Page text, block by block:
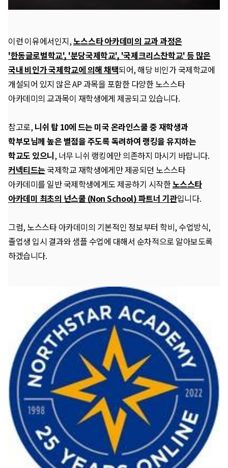
이런 이유에서인지,노스스타 아카데미의 교과 과정은
'한동글로벌학교', '분당국제학교', '국제크리스찬학교' 등 많은
국내 비인가 국제학교에 의해 채택되어, 해당 비인가 국제학교에
개설되어 있지 않은 AP 과목을 포함한 다양한 노스스타
아카데미의 교과목이 재학생에게 제공되고 있습니다.
참고로, 니쉬 탑 10에 드는 미국 온라인스쿨 중 재학생과
학부모님께 높은 별점을 주도록 독려하여 랭킹을 유지하는
학교도 있으니, 너무 니쉬 랭킹에만 의존하지 마시기 바랍니다.
커넥티드는 국제학교 재학생에게만 제공되던 노스스타
아카데미를 일반 국제학생에게도 제공하기 시작한노스스타
아카데미 최초의 넌스쿨 (Non School) 파트너 기관입니다.
그럼, 노스스타 아카데미의 기본적인 정보부터 학비, 수업방식,
졸업생 입시 결과와 샘플 수업에 대해서 순차적으로 알아보도록
하겠습니다.